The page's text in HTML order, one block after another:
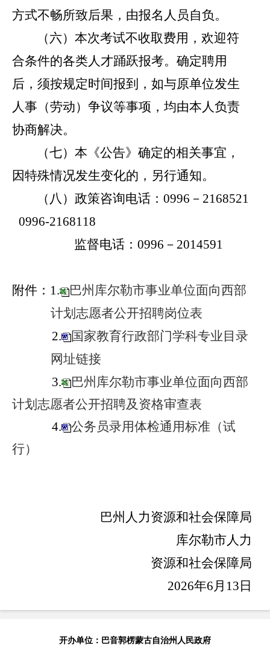
方式不畅所致后果，由报名人员自负。
（六）本次考试不收取费用，欢迎符
合条件的各类人才踊跃报考。确定聘用
后，须按规定时间报到，如与原单位发生
人事（劳动）争议等事项，均由本人负责
协商解决。
（七）本《公告》确定的相关事宜，
因特殊情况发生变化的，另行通知。
（八）政策咨询电话：0996 － 2168521
0996-2168118
监督电话：0996 － 2014591
附件： 1 .
巴州库尔勒市事业单位面向西部
计划志愿者公开招聘岗位表
2.
国家教育行政部门学科专业目录
网址链接
3.
巴州库尔勒市事业单位面向西部
计划志愿者公开招聘及资格审查表
4.
公务员录用体检通用标准（试
行）
巴州人力资源和社会保障局
库尔勒市人力
资源和社会保障局
2026年6 月 13 日
开办单位：巴音郭楞蒙古自治州人民政府